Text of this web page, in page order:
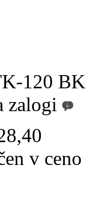
120 BK
zalogi
v ceno